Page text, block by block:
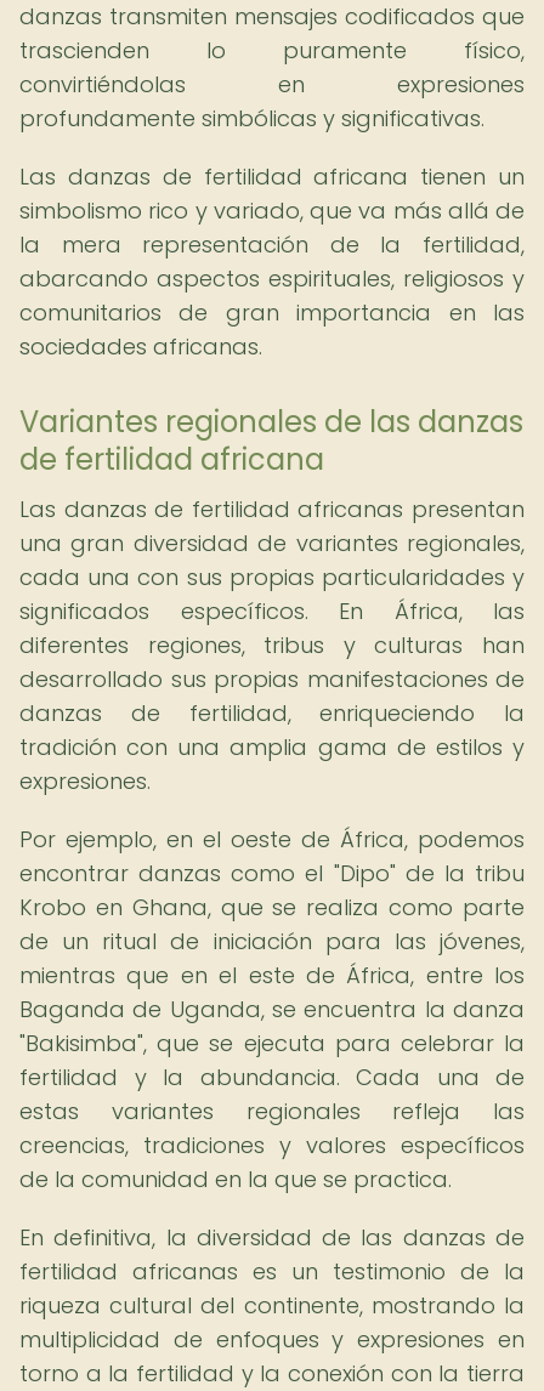
danzas transmiten mensajes codificados que
trascienden lo puramente físico,
convirtiéndolas en expresiones
profundamente simbólicas y significativas.
Las danzas de fertilidad africana tienen un
simbolismo rico y variado, que va más allá de
la mera representación de la fertilidad,
abarcando aspectos espirituales, religiosos y
comunitarios de gran importancia en las
sociedades africanas.
Variantes regionales de las danzas
de fertilidad africana
Las danzas de fertilidad africanas presentan
una gran diversidad de variantes regionales,
cada una con sus propias particularidades y
significados específicos. En África, las
diferentes regiones, tribus y culturas han
desarrollado sus propias manifestaciones de
danzas de fertilidad, enriqueciendo la
tradición con una amplia gama de estilos y
expresiones.
Por ejemplo, en el oeste de África, podemos
encontrar danzas como el "Dipo" de la tribu
Krobo en Ghana, que se realiza como parte
de un ritual de iniciación para las jóvenes,
mientras que en el este de África, entre los
Baganda de Uganda, se encuentra la danza
"Bakisimba", que se ejecuta para celebrar la
fertilidad y la abundancia. Cada una de
estas variantes regionales refleja las
creencias, tradiciones y valores específicos
de la comunidad en la que se practica.
En definitiva, la diversidad de las danzas de
fertilidad africanas es un testimonio de la
riqueza cultural del continente, mostrando la
multiplicidad de enfoques y expresiones en
torno a la fertilidad y la conexión con la tierra